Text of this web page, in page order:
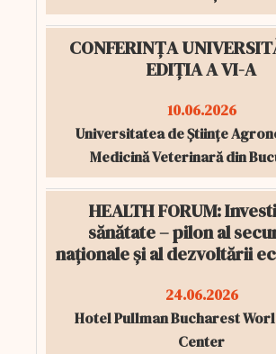
CONFERINȚA
EDIȚIA A VI-A
10.06.2026
Universitatea de Științe
Medicină Veterinară din
HEALTH FORUM:
sănătate – pilon al
naționale și al dezvoltării
24.06.2026
Hotel Pullman Bucharest
Center